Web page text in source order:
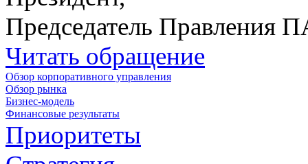
Председатель Правления
Читать обращение
Обзор корпоративного управления
Обзор рынка
Бизнес-модель
Финансовые результаты
Приоритеты